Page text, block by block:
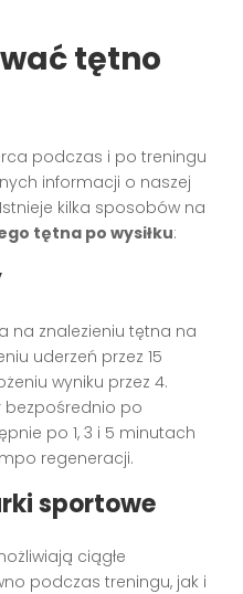
tętno
podczas i po treningu
informacji o naszej
kilka sposobów na
tętna po wysiłku:
na znalezieniu tętna na
uderzeń przez 15
wyniku przez 4.
bezpośrednio po
po 1, 3 i 5 minutach
regeneracji.
sportowe
ciągłe
podczas treningu, jak i